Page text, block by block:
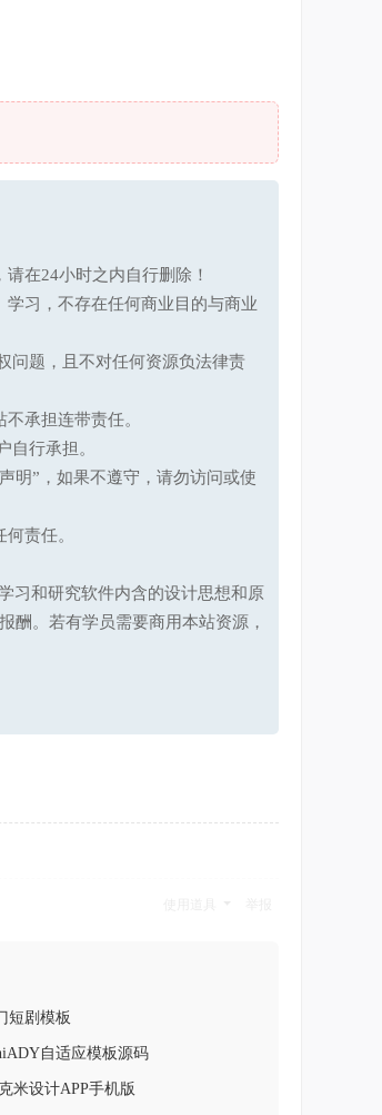
在24小时之内自行删除！
习，不存在任何商业目的与商业
问题，且不对任何资源负法律责
承担连带责任。
行承担。
明”，如果不遵守，请勿访问或使
责任。
习和研究软件内含的设计思想和原
酬。若有学员需要商用本站资源，
短剧模板
自适应模板源码
米设计APP手机版